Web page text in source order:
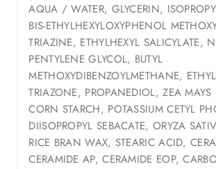
AQUA / WATER, GLYCERIN,
BIS-ETHYLHEXYLOXYPHENOL
TRIAZINE, ETHYLHEXYL SALICYLATE,
PENTYLENE GLYCOL, BUTYL
METHOXYDIBENZOYLMETHANE,
TRIAZONE, PROPANEDIOL, ZEA
CORN STARCH, POTASSIUM CETYL
DIISOPROPYL SEBACATE, ORYZA
RICE BRAN WAX, STEARIC ACID,
CERAMIDE AP, CERAMIDE EOP,